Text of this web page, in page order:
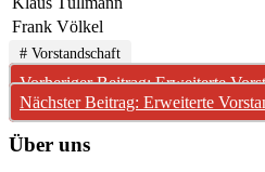
Frank Völkel
# Vorstandschaft
Vorheriger Beitrag: Erweiterte
Nächster Beitrag: Erweiterte
Über uns